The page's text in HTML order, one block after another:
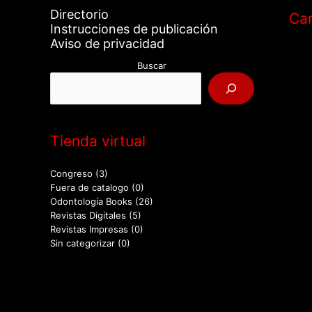
Directorio
Instrucciones de publicación
Aviso de privacidad
Buscar
Tienda virtual
Congreso (3)
Fuera de catalogo (0)
Odontología Books (26)
Revistas Digitales (5)
Revistas Impresas (0)
Sin categorizar (0)